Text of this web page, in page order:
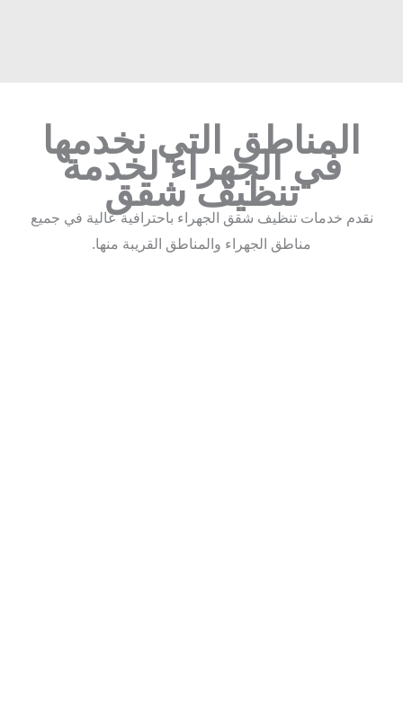
المناطق التي نخدمها
في الجهراء لخدمة
تنظيف شقق
نقدم خدمات تنظيف شقق الجهراء باحترافية عالية في جميع
مناطق الجهراء والمناطق القريبة منها.